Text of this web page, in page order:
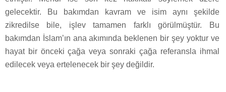
gelecektir. Bu bakımdan kavram ve isim aynı şekilde
zikredilse bile, işlev tamamen farklı görülmüştür. Bu
bakımdan İslam’ın ana akımında beklenen bir şey yoktur ve
hayat bir önceki çağa veya sonraki çağa referansla ihmal
edilecek veya ertelenecek bir şey değildir.